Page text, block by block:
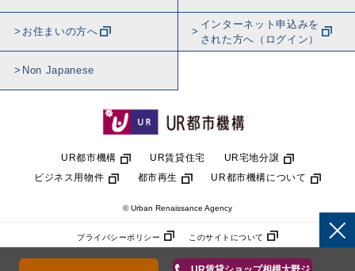
お住まいの方へ
インターネット申込みを
された方へ（ログイン）
Non Japanese
UR都市機構 UR賃貸住宅
UR宅地分譲
ビジネス用物件
都市再生 UR都市機構について
© Urban Renaissance Agency
プライバシーポリシー このサイトについて